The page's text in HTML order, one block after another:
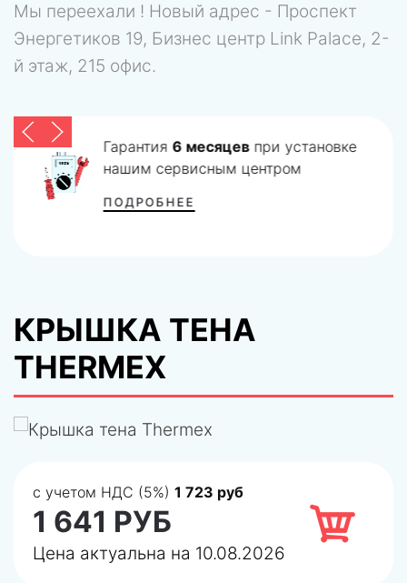
Мы переехали ! Новый адрес - Проспект
Энергетиков 19, Бизнес центр Link Palace, 2-
й этаж, 215 офис.
Гарантия 6 месяцевпри установке
нашим сервисным центром
ПОДРОБНЕЕ
КРЫШКА ТЕНА
THERMEX
с учетом НДС (5%) 1 723 руб
1 641 РУБ
Цена актуальна на 10.08.2026